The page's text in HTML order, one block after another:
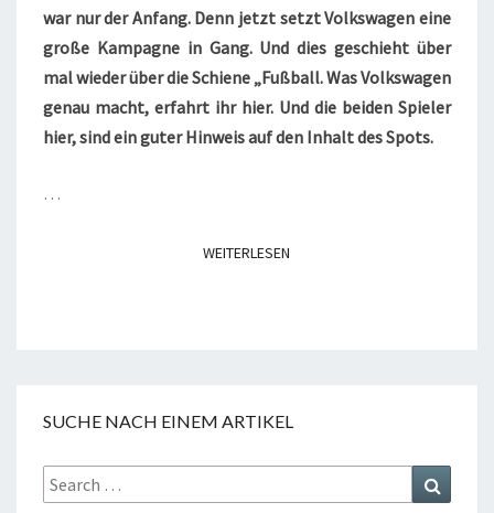
war nur der Anfang. Denn jetzt setzt Volkswagen eine
große Kampagne in Gang. Und dies geschieht über
mal wieder über die Schiene „Fußball. Was Volkswagen
genau macht, erfahrt ihr hier. Und die beiden Spieler
hier, sind ein guter Hinweis auf den Inhalt des Spots.
…
WEITERLESEN
SUCHE NACH EINEM ARTIKEL
Search
for: